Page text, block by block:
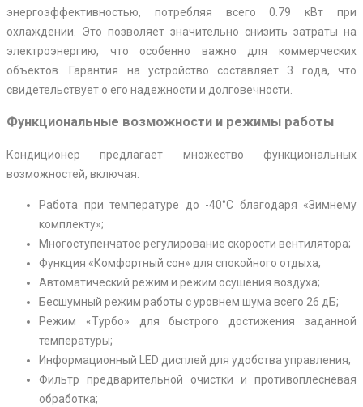
энергоэффективностью, потребляя всего 0.79 кВт при
охлаждении. Это позволяет значительно снизить затраты на
электроэнергию, что особенно важно для коммерческих
объектов. Гарантия на устройство составляет 3 года, что
свидетельствует о его надежности и долговечности.
Функциональные возможности и режимы работы
Кондиционер предлагает множество функциональных
возможностей, включая:
Работа при температуре до -40°C благодаря «Зимнему
комплекту»;
Многоступенчатое регулирование скорости вентилятора;
Функция «Комфортный сон» для спокойного отдыха;
Автоматический режим и режим осушения воздуха;
Бесшумный режим работы с уровнем шума всего 26 дБ;
Режим «Турбо» для быстрого достижения заданной
температуры;
Информационный LED дисплей для удобства управления;
Фильтр предварительной очистки и противоплесневая
обработка;